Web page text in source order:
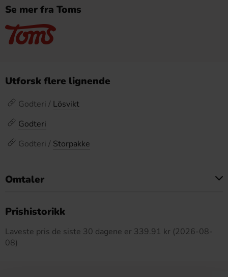
Se mer fra Toms
Utforsk flere lignende
Godteri / Lösvikt
Godteri
Godteri / Storpakke
Omtaler
Prishistorikk
Laveste pris de siste 30 dagene er 339.91 kr (2026-08-
08)